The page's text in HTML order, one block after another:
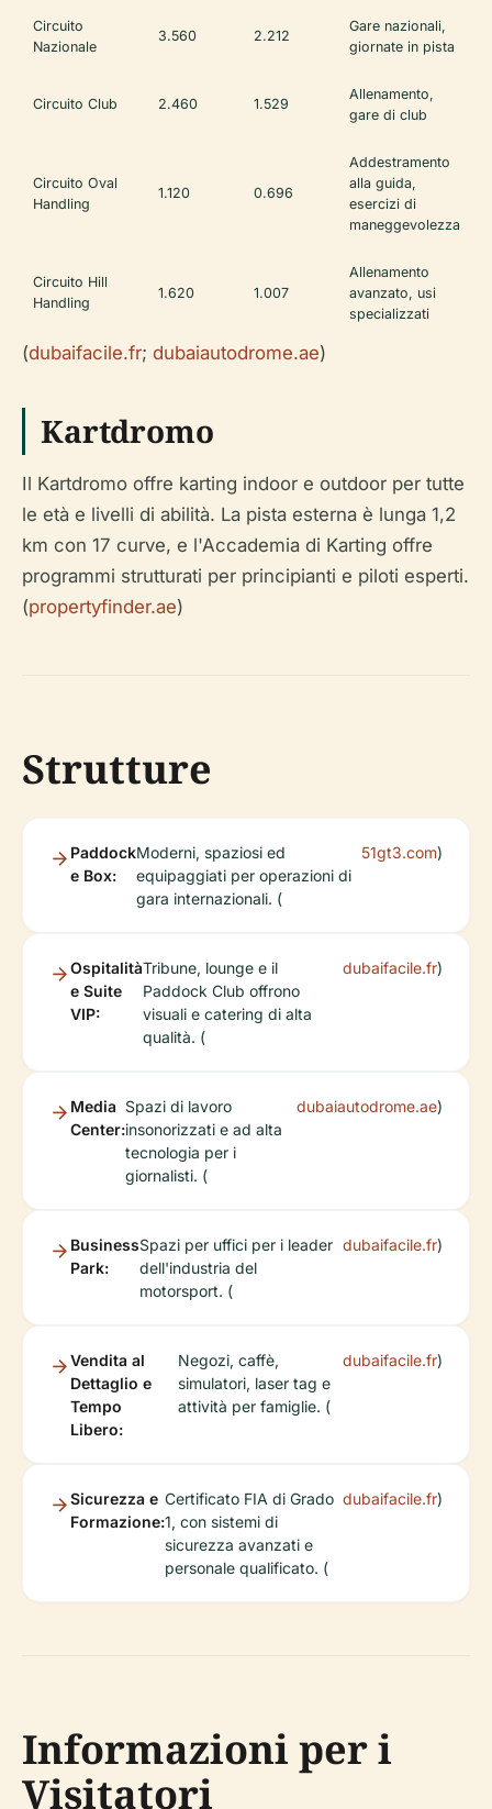
Circuito
Nazionale
3.560 2.212
Gare nazionali,
giornate in pista
Circuito Club 2.460 1.529
Allenamento,
gare di club
Circuito Oval
Handling
1.120 0.696
Addestramento
alla guida,
esercizi di
maneggevolezza
Circuito Hill
Handling
1.620 1.007
Allenamento
avanzato, usi
specializzati
(dubaifacile.fr; dubaiautodrome.ae)
Kartdromo
Il Kartdromo offre karting indoor e outdoor per tutte
le età e livelli di abilità. La pista esterna è lunga 1,2
km con 17 curve, e l'Accademia di Karting offre
programmi strutturati per principianti e piloti esperti.
(propertyfinder.ae)
Strutture
Paddock
e Box:
Moderni, spaziosi ed
equipaggiati per operazioni di
gara internazionali. (
51gt3.com)
Ospitalità
e Suite
VIP:
Tribune, lounge e il
Paddock Club offrono
visuali e catering di alta
qualità. (
dubaifacile.fr)
Media
Center:
Spazi di lavoro
insonorizzati e ad alta
tecnologia per i
giornalisti. (
dubaiautodrome.ae)
Business
Park:
Spazi per uffici per i leader
dell'industria del
motorsport. (
dubaifacile.fr)
Vendita al
Dettaglio e
Tempo
Libero:
Negozi, caffè,
simulatori, laser tag e
attività per famiglie. (
dubaifacile.fr)
Sicurezza e
Formazione:
Certificato FIA di Grado
1, con sistemi di
sicurezza avanzati e
personale qualificato. (
dubaifacile.fr)
Informazioni per i
Visitatori